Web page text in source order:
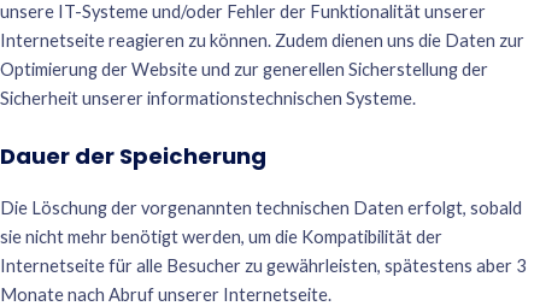
unsere IT-Systeme und/oder Fehler der Funktionalität unserer
Internetseite reagieren zu können. Zudem dienen uns die Daten zur
Optimierung der Website und zur generellen Sicherstellung der
Sicherheit unserer informationstechnischen Systeme.
Dauer der Speicherung
Die Löschung der vorgenannten technischen Daten erfolgt, sobald
sie nicht mehr benötigt werden, um die Kompatibilität der
Internetseite für alle Besucher zu gewährleisten, spätestens aber 3
Monate nach Abruf unserer Internetseite.